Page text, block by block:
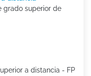
grado superior de
a distancia - FP